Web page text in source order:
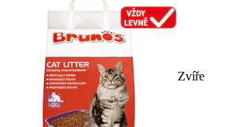
Zvíře